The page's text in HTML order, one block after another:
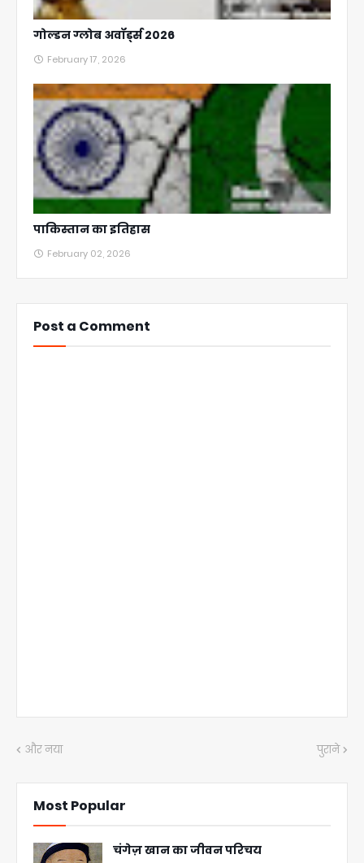
गोल्डन ग्लोब अवॉर्ड्स 2026
February 17, 2026
पाकिस्तान का इतिहास
February 02, 2026
Post a Comment
और नया पुराने
Most Popular
चंगेज़ खान का जीवन परिचय